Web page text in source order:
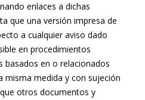
enlaces a dichas
que una versión impresa de
a cualquier aviso dado
en procedimientos
basados en o relacionados
misma medida y con sujeción
otros documentos y